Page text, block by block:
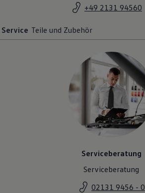
+49 2131 94560
Service Teile und Zubehör
Serviceberatung
Serviceberatung
02131 9456 - 0